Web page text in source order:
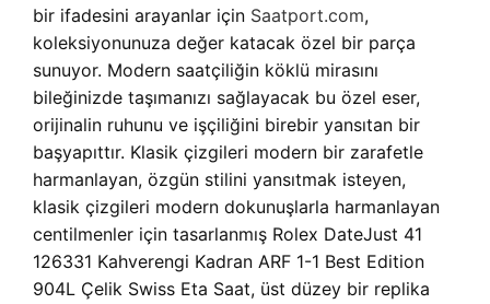
bir ifadesini arayanlar için Saatport.com,
koleksiyonunuza değer katacak özel bir parça
sunuyor. Modern saatçiliğin köklü mirasını
bileğinizde taşımanızı sağlayacak bu özel eser,
orijinalin ruhunu ve işçiliğini birebir yansıtan bir
başyapıttır. Klasik çizgileri modern bir zarafetle
harmanlayan, özgün stilini yansıtmak isteyen,
klasik çizgileri modern dokunuşlarla harmanlayan
centilmenler için tasarlanmış Rolex DateJust 41
126331 Kahverengi Kadran ARF 1-1 Best Edition
904L Çelik Swiss Eta Saat, üst düzey bir replika